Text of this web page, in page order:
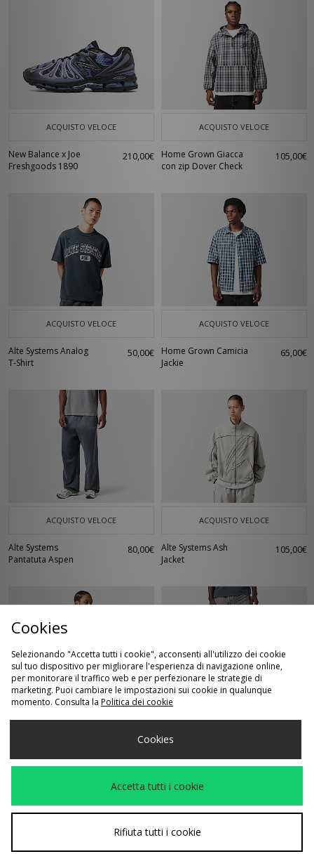
ACQUISTO VELOCE
New Balance x Joe
Freshgoods 1890
210,00€
ACQUISTO VELOCE
Home Grown Giacca
con zip Dover Check
105,00€
ACQUISTO VELOCE
Alte Systems Analog
T-Shirt
50,00€
ACQUISTO VELOCE
Home Grown Camicia
Jackie
65,00€
ACQUISTO VELOCE
Alte Systems
Pantatuta Aspen
80,00€
ACQUISTO VELOCE
Alte Systems Ash
Jacket
105,00€
50,00€ Alte Systems
Augment
Cookies
Selezionando "Accetta tutti i cookie", acconsenti all'utilizzo dei cookie
sul tuo dispositivo per migliorare l'esperienza di navigazione online,
per monitorare il traffico web e per perfezionare le strategie di
marketing. Puoi cambiare le impostazioni sui cookie in qualunque
momento. Consulta la Politica dei cookie
Cookies
Accetta tutti i cookie
Rifiuta tutti i cookie